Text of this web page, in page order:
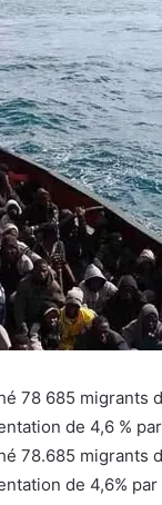
78 685 migrants
de 4,6 %
78.685 migrants
de 4,6%